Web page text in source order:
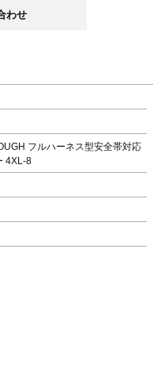
フルハーネス型安全帯対応
4XL-8